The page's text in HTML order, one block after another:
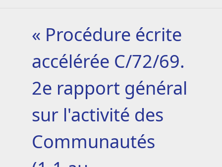
« Procédure écrite
accélérée C/72/69.
2e rapport général
sur l'activité des
Communautés